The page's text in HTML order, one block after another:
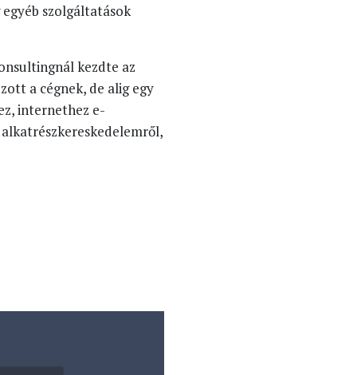
szolgáltatások
kezdte az
a cégnek, de alig egy
internethez e-